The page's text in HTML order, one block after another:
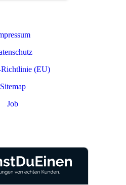
(EU)
Sitemap
Job